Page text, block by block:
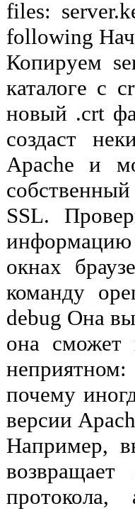
files:
following
Копируем
каталоге c
новый .crt
создаст
Apache и
SSL.
окнах
команду
debug Она
она сможет
почему
версии
Например,